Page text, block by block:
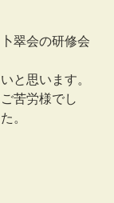
翠会の研修会
と思います。
苦労様でし
。